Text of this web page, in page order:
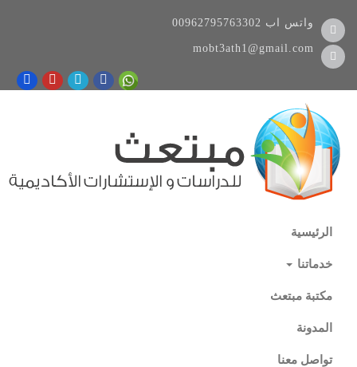
00962795763302 واتس اب
mobt3ath1@gmail.com
الرئيسية
خدماتنا
مكتبة مبتعث
المدونة
تواصل معنا